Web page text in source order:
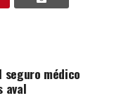
seguro médico
aval